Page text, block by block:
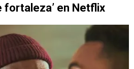
fortaleza’ en Netflix